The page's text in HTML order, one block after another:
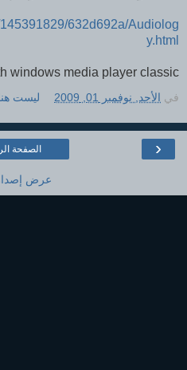
632d692a/Audiolog
y.html
windows media player classic
في الأحد, نوفمبر 01, 2009 ليست
‹ الصفحة
عرض